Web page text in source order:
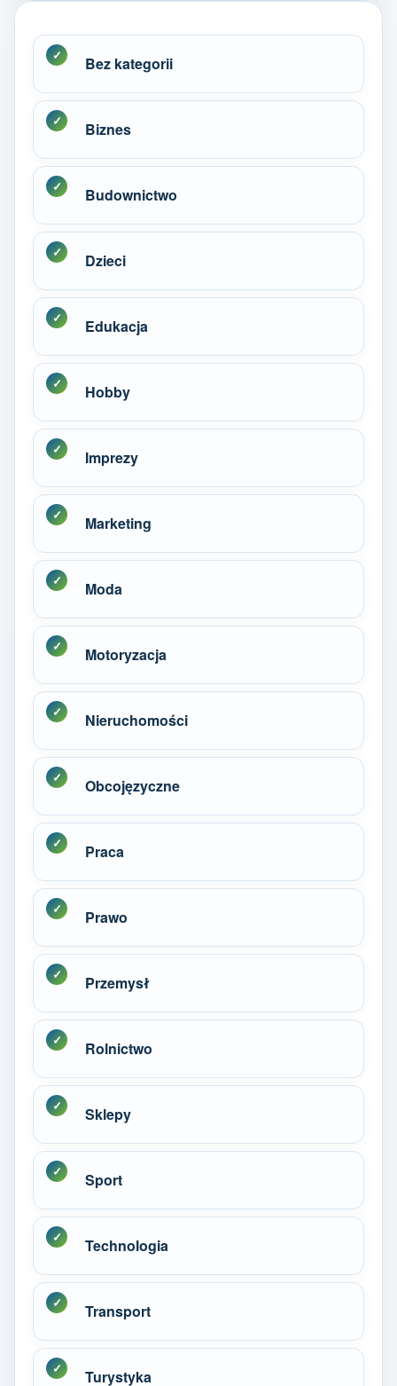
Bez kategorii
Biznes
Budownictwo
Dzieci
Edukacja
Hobby
Imprezy
Marketing
Moda
Motoryzacja
Nieruchomości
Obcojęzyczne
Praca
Prawo
Przemysł
Rolnictwo
Sklepy
Sport
Technologia
Transport
Turystyka